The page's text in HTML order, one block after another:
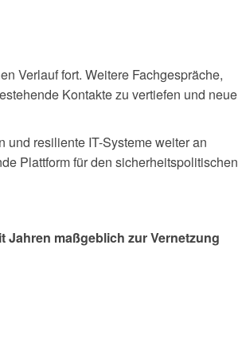
Verlauf fort. Weitere Fachgespräche,
Kontakte zu vertiefen und neue
und resiliente IT-Systeme weiter an
Plattform für den sicherheitspolitischen
Jahren maßgeblich zur Vernetzung